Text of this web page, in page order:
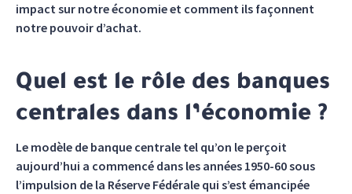
impact sur notre économie et comment ils façonnent
notre pouvoir d’achat.
Quel est le rôle des banques
centrales dans l’économie ?
Le modèle de banque centrale tel qu’on le perçoit
aujourd’hui a commencé dans les années 1950-60 sous
l’impulsion de la Réserve Fédérale qui s’est émancipée